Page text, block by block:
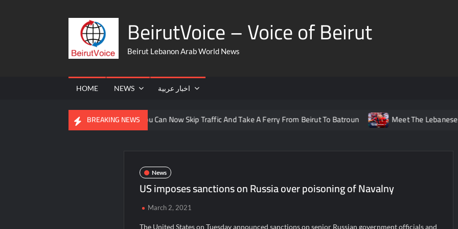
BeirutVoice – Voice of Beirut
Beirut Lebanon Arab World News
HOME NEWS اخبار عربية
BREAKING NEWS
You Can Now Skip Traffic And Take A Ferry From Beirut To Batroun Meet The Lebanese Helping
News
US imposes sanctions on Russia over poisoning of Navalny
March 2, 2021
The United States on Tuesday announced sanctions on senior Russian government officials and